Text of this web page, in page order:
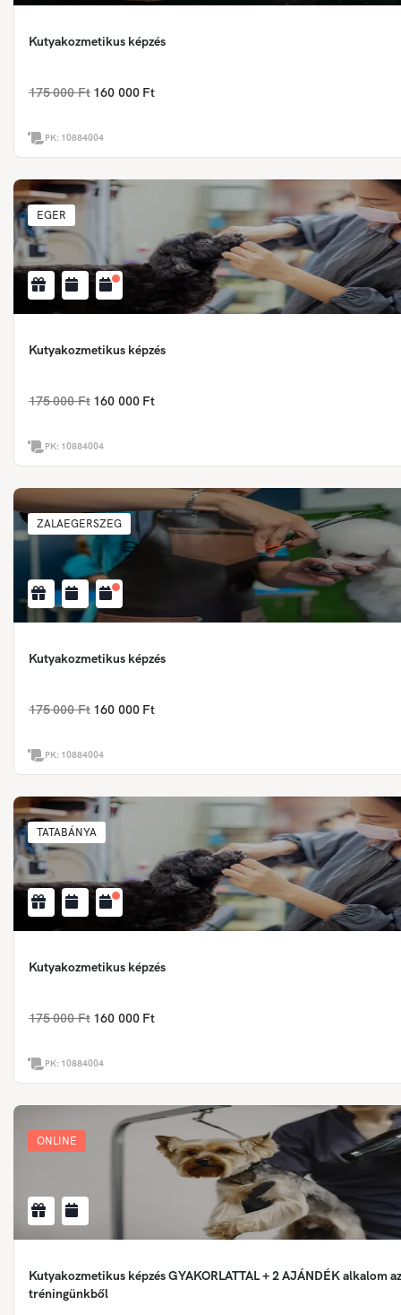
Kutyakozmetikus képzés
175 000 Ft 160 000 Ft
PK: 10884004
EGER
Kutyakozmetikus képzés
175 000 Ft 160 000 Ft
PK: 10884004
ZALAEGERSZEG
Kutyakozmetikus képzés
175 000 Ft 160 000 Ft
PK: 10884004
TATABÁNYA
Kutyakozmetikus képzés
175 000 Ft 160 000 Ft
PK: 10884004
ONLINE
Kutyakozmetikus képzés GYAKORLATTAL + 2 AJÁNDÉK alkalom
tréningünkből